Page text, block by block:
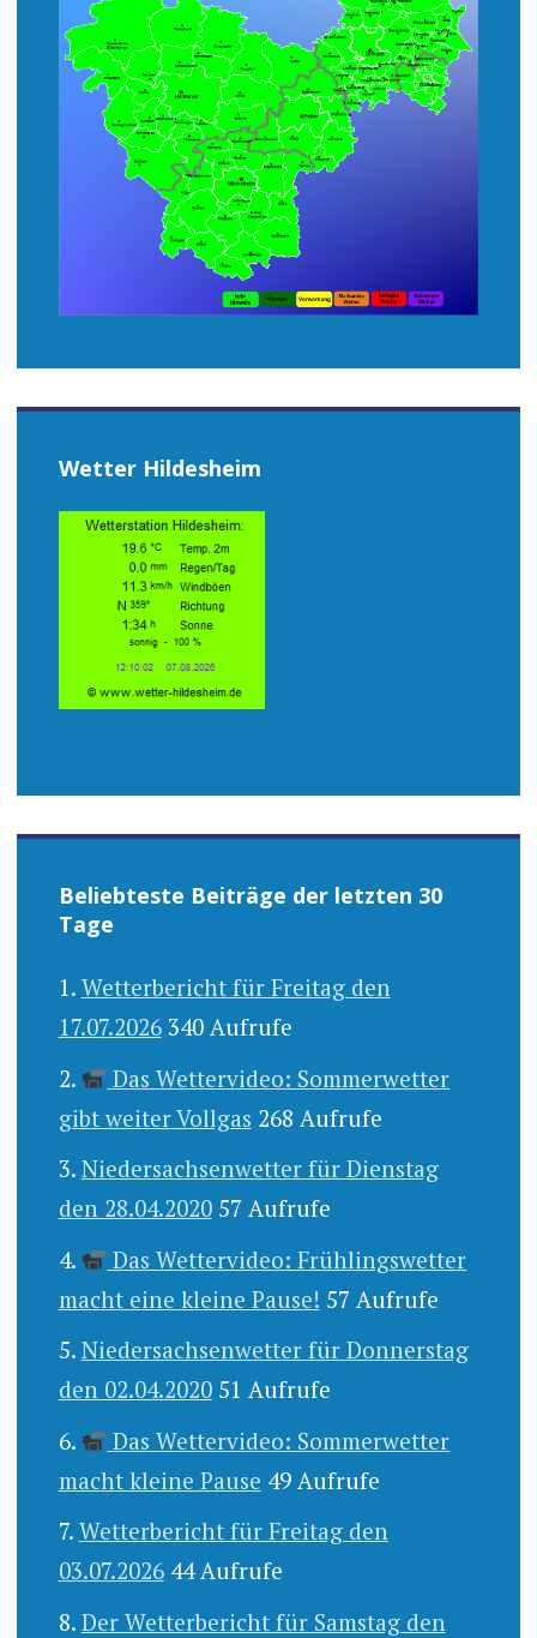
Wetter Hildesheim
Beliebteste Beiträge der letzten 30
Tage
Wetterbericht für Freitag den
17.07.2026 340 Aufrufe
Das Wettervideo: Sommerwetter
gibt weiter Vollgas 268 Aufrufe
Niedersachsenwetter für Dienstag
den 28.04.2020 57 Aufrufe
Das Wettervideo: Frühlingswetter
macht eine kleine Pause! 57 Aufrufe
Niedersachsenwetter für Donnerstag
den 02.04.2020 51 Aufrufe
Das Wettervideo: Sommerwetter
macht kleine Pause 49 Aufrufe
Wetterbericht für Freitag den
03.07.2026 44 Aufrufe
Der Wetterbericht für Samstag den